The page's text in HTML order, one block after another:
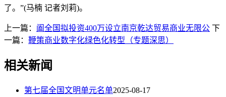
了。”(马楠 记者刘莉)。
上一篇： 阖全国拟投资400万设立南京乾达贸易商业无限公 下
一篇： 鞭策商业数字化绿色化转型（专题深思）
相关新闻
第七届全国文明单元名单2025-08-17